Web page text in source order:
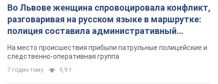
Во Львове женщина спровоцировала конфликт,
разговаривая на русском языке в маршрутке:
полиция составила административный
протокол. Видео
На место происшествия прибыли патрульные полицейские и
следственно-оперативная группа
7 годин тому 9,9 т.